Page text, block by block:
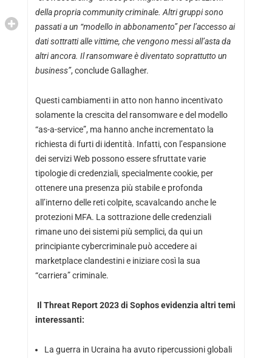
della propria community criminale. Altri gruppi sono
passati a un “modello in abbonamento” per l’accesso ai
dati sottratti alle vittime, che vengono messi all’asta da
altri ancora. Il ransomware è diventato soprattutto un
business”, conclude Gallagher.
Questi cambiamenti in atto non hanno incentivato
solamente la crescita del ransomware e del modello
“as-a-service”, ma hanno anche incrementato la
richiesta di furti di identità. Infatti, con l’espansione
dei servizi Web possono essere sfruttate varie
tipologie di credenziali, specialmente cookie, per
ottenere una presenza più stabile e profonda
all’interno delle reti colpite, scavalcando anche le
protezioni MFA. La sottrazione delle credenziali
rimane uno dei sistemi più semplici, da qui un
principiante cybercriminale può accedere ai
marketplace clandestini e iniziare così la sua
“carriera” criminale.
Il Threat Report 2023 di Sophos evidenzia altri temi
interessanti:
La guerra in Ucraina ha avuto ripercussioni globali